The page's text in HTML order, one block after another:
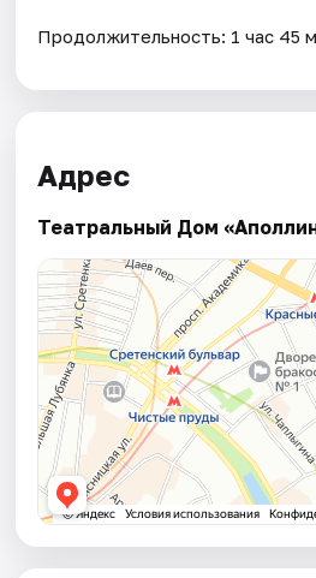
Продолжительность: 1 час 45
Адрес
Театральный Дом